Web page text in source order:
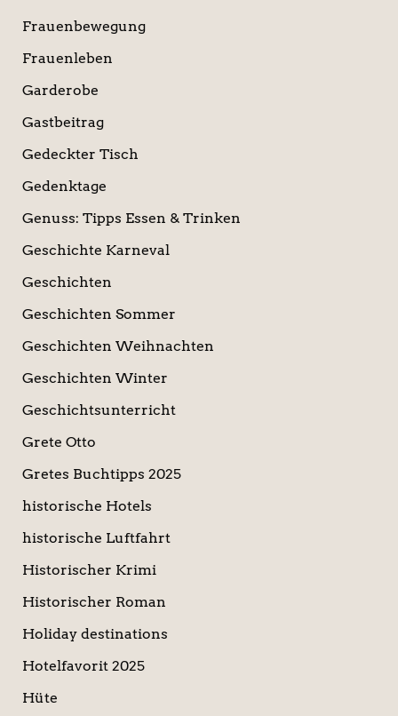
Frauenbewegung
Frauenleben
Garderobe
Gastbeitrag
Gedeckter Tisch
Gedenktage
Genuss: Tipps Essen & Trinken
Geschichte Karneval
Geschichten
Geschichten Sommer
Geschichten Weihnachten
Geschichten Winter
Geschichtsunterricht
Grete Otto
Gretes Buchtipps 2025
historische Hotels
historische Luftfahrt
Historischer Krimi
Historischer Roman
Holiday destinations
Hotelfavorit 2025
Hüte